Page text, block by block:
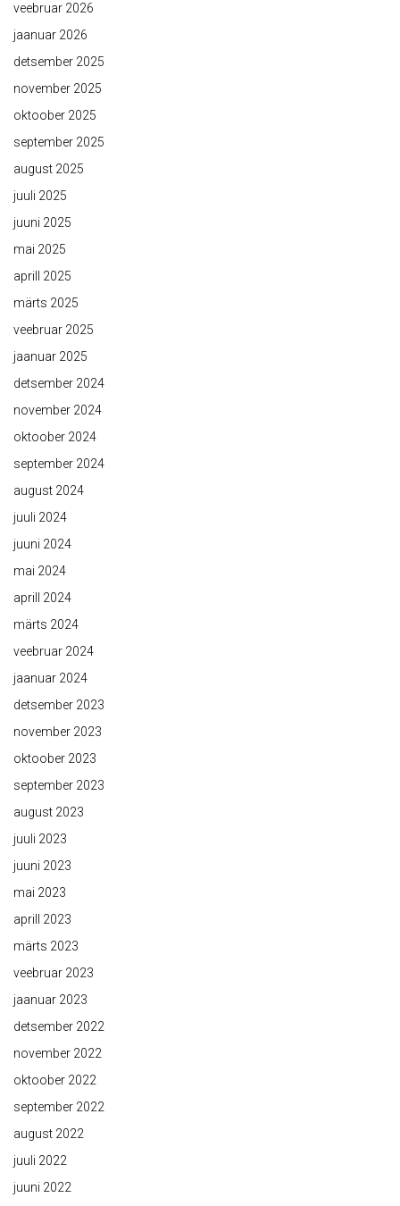
veebruar 2026
jaanuar 2026
detsember 2025
november 2025
oktoober 2025
september 2025
august 2025
juuli 2025
juuni 2025
mai 2025
aprill 2025
märts 2025
veebruar 2025
jaanuar 2025
detsember 2024
november 2024
oktoober 2024
september 2024
august 2024
juuli 2024
juuni 2024
mai 2024
aprill 2024
märts 2024
veebruar 2024
jaanuar 2024
detsember 2023
november 2023
oktoober 2023
september 2023
august 2023
juuli 2023
juuni 2023
mai 2023
aprill 2023
märts 2023
veebruar 2023
jaanuar 2023
detsember 2022
november 2022
oktoober 2022
september 2022
august 2022
juuli 2022
juuni 2022